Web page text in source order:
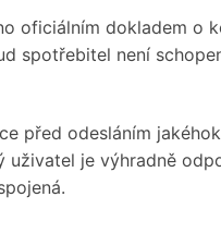
oficiálním dokladem o
spotřebitel není
před odesláním
uživatel je výhradně